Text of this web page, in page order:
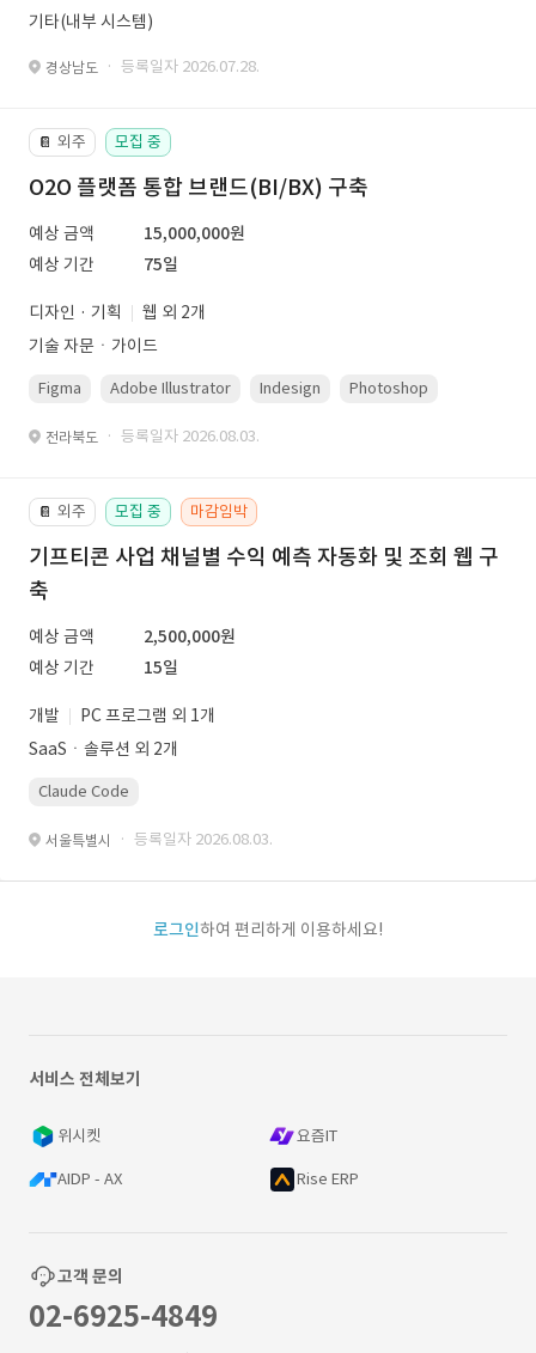
기타(내부 시스템)
경상남도 · 등록일자 2026.07.28.
📔 외주 모집 중
O2O 플랫폼 통합 브랜드(BI/BX) 구축
예상 금액
15,000,000원
예상 기간
75일
디자인 · 기획
웹 외 2개
기술 자문ㆍ가이드
Figma Adobe Illustrator Indesign Photoshop
전라북도 · 등록일자 2026.08.03.
📔 외주 모집 중 마감임박
기프티콘 사업 채널별 수익 예측 자동화 및 조회 웹 구
축
예상 금액
2,500,000원
예상 기간
15일
개발
PC 프로그램 외 1개
SaaSㆍ솔루션 외 2개
Claude Code
서울특별시 · 등록일자 2026.08.03.
로그인하여 편리하게 이용하세요!
서비스 전체보기
위시켓 요즘IT
AIDP - AX Rise ERP
고객 문의
02-6925-4849